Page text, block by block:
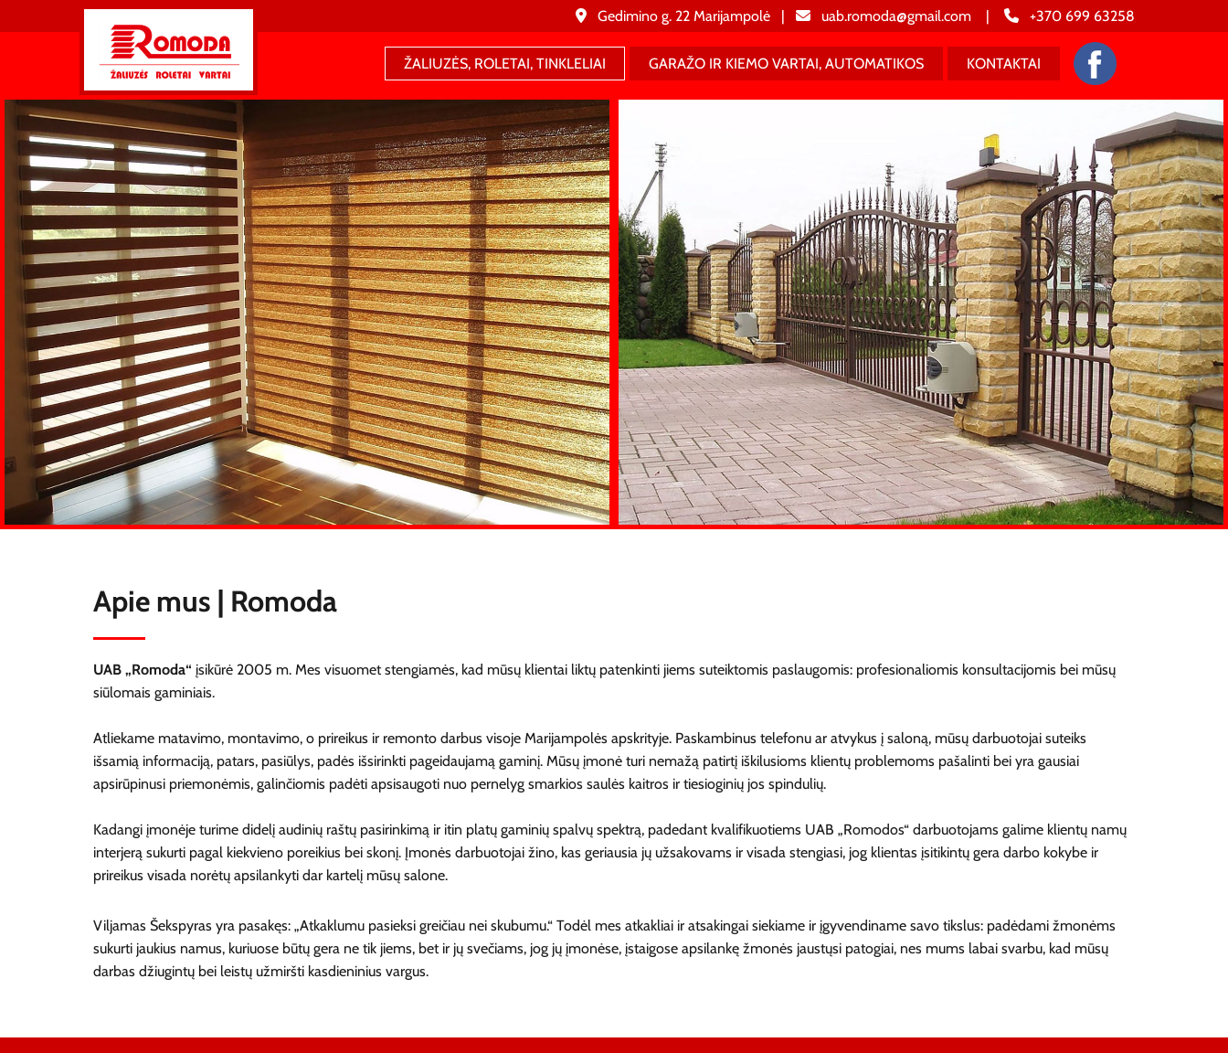
 Gedimino g. 22 Marijampolė |  uab.romoda@gmail.com |  +370 699 63258
ŽALIUZĖS, ROLETAI, TINKLELIAI GARAŽO IR KIEMO VARTAI, AUTOMATIKOS KONTAKTAI
Apie mus | Romoda
UAB „Romoda“ įsikūrė 2005 m. Mes visuomet stengiamės, kad mūsų klientai liktų patenkinti jiems suteiktomis paslaugomis: profesionaliomis konsultacijomis bei mūsų
siūlomais gaminiais.
Atliekame matavimo, montavimo, o prireikus ir remonto darbus visoje Marijampolės apskrityje. Paskambinus telefonu ar atvykus į saloną, mūsų darbuotojai suteiks
išsamią informaciją, patars, pasiūlys, padės išsirinkti pageidaujamą gaminį. Mūsų įmonė turi nemažą patirtį iškilusioms klientų problemoms pašalinti bei yra gausiai
apsirūpinusi priemonėmis, galinčiomis padėti apsisaugoti nuo pernelyg smarkios saulės kaitros ir tiesioginių jos spindulių.
Kadangi įmonėje turime didelį audinių raštų pasirinkimą ir itin platų gaminių spalvų spektrą, padedant kvalifikuotiems UAB „Romodos“ darbuotojams galime klientų namų
interjerą sukurti pagal kiekvieno poreikius bei skonį. Įmonės darbuotojai žino, kas geriausia jų užsakovams ir visada stengiasi, jog klientas įsitikintų gera darbo kokybe ir
prireikus visada norėtų apsilankyti dar kartelį mūsų salone.
Viljamas Šekspyras yra pasakęs: „Atkaklumu pasieksi greičiau nei skubumu.“ Todėl mes atkakliai ir atsakingai siekiame ir įgyvendiname savo tikslus: padėdami žmonėms
sukurti jaukius namus, kuriuose būtų gera ne tik jiems, bet ir jų svečiams, jog jų įmonėse, įstaigose apsilankę žmonės jaustųsi patogiai, nes mums labai svarbu, kad mūsų
darbas džiugintų bei leistų užmiršti kasdieninius vargus.